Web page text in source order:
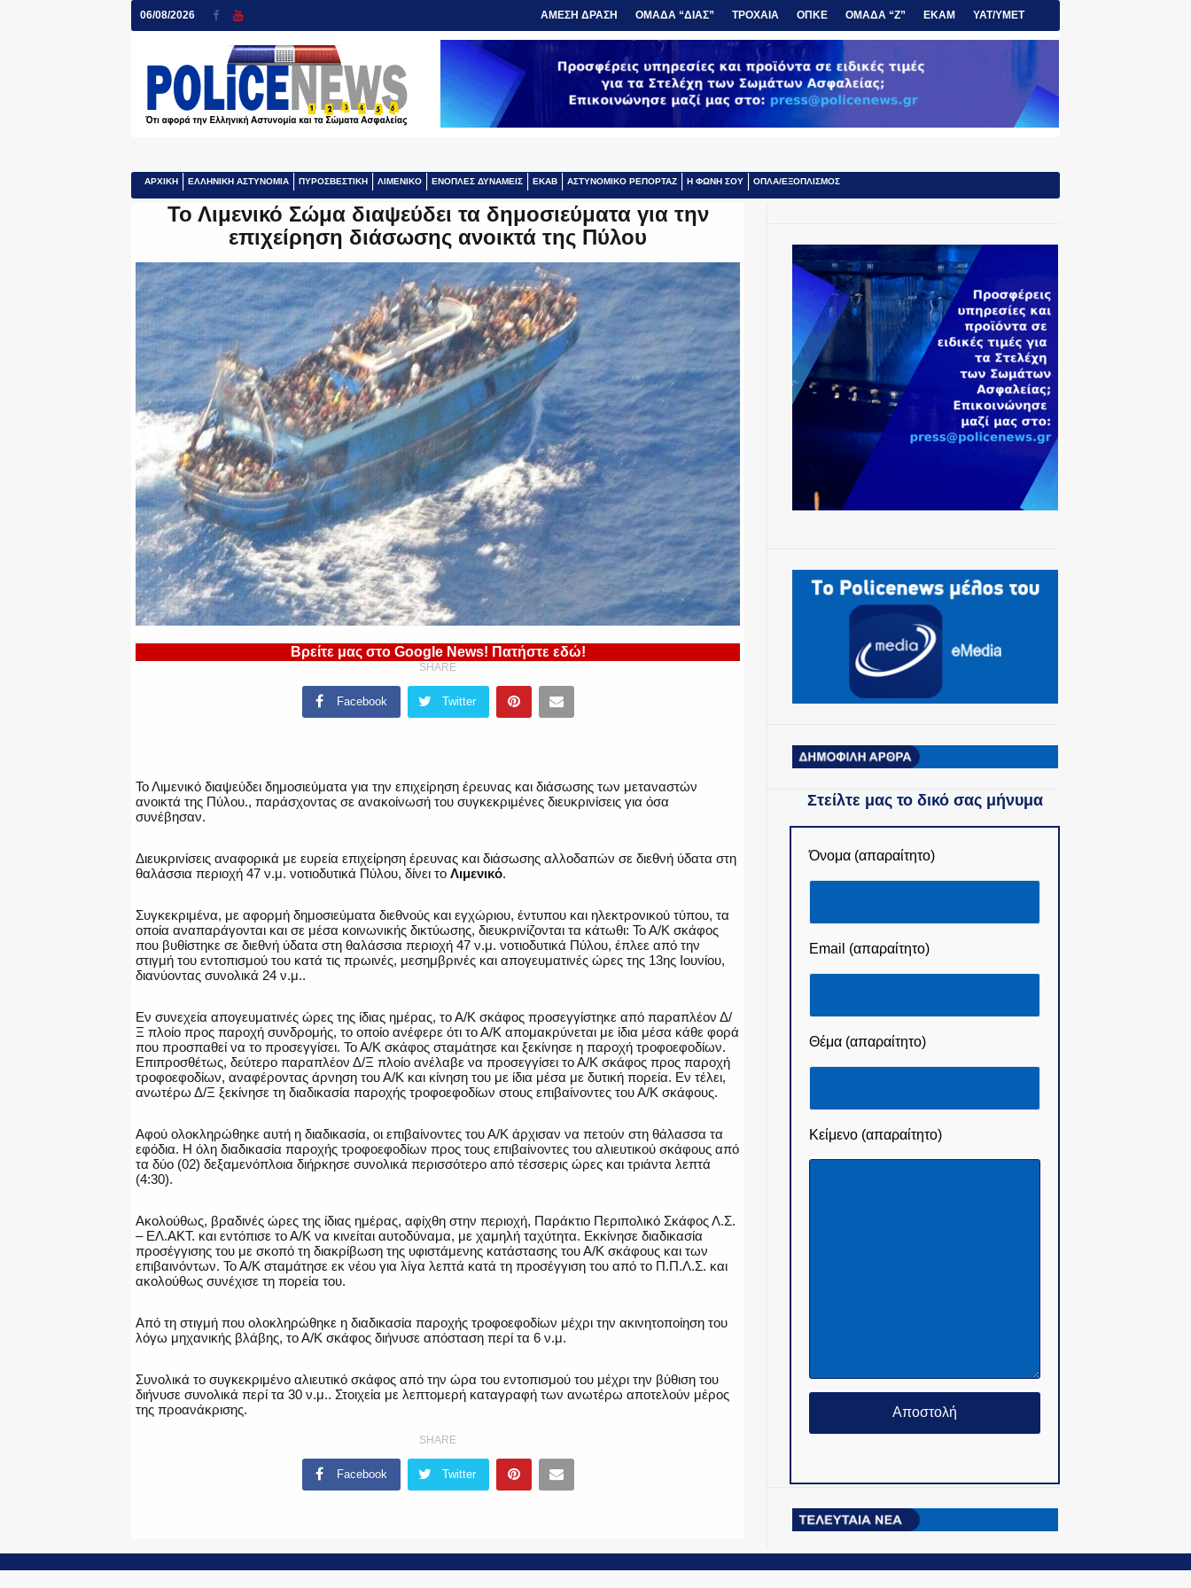
06/08/2026 ΑΜΕΣΗ ΔΡΑΣΗ ΟΜΑΔΑ “ΔΙΑΣ” ΤΡΟΧΑΙΑ ΟΠΚΕ ΟΜΑΔΑ “Ζ” ΕΚΑΜ ΥΑΤ/ΥΜΕΤ
ΑΡΧΙΚΗ ΕΛΛΗΝΙΚΗ ΑΣΤΥΝΟΜΙΑ ΠΥΡΟΣΒΕΣΤΙΚΗ ΛΙΜΕΝΙΚΟ ΕΝΟΠΛΕΣ ΔΥΝΑΜΕΙΣ ΕΚΑΒ ΑΣΤΥΝΟΜΙΚΟ ΡΕΠΟΡΤΑΖ Η ΦΩΝΗ ΣΟΥ ΟΠΛΑ/ΕΞΟΠΛΙΣΜΟΣ
Το Λιμενικό Σώμα διαψεύδει τα δημοσιεύματα για την
επιχείρηση διάσωσης ανοικτά της Πύλου
Βρείτε μας στο Google News! Πατήστε εδώ!
SHARE
Facebook Twitter
Το Λιμενικό διαψεύδει δημοσιεύματα για την επιχείρηση έρευνας και διάσωσης των μεταναστών
ανοικτά της Πύλου., παράσχοντας σε ανακοίνωσή του συγκεκριμένες διευκρινίσεις για όσα
συνέβησαν.
Διευκρινίσεις αναφορικά με ευρεία επιχείρηση έρευνας και διάσωσης αλλοδαπών σε διεθνή ύδατα στη
θαλάσσια περιοχή 47 ν.μ. νοτιοδυτικά Πύλου, δίνει το Λιμενικό.
Συγκεκριμένα, με αφορμή δημοσιεύματα διεθνούς και εγχώριου, έντυπου και ηλεκτρονικού τύπου, τα
οποία αναπαράγονται και σε μέσα κοινωνικής δικτύωσης, διευκρινίζονται τα κάτωθι: Το Α/Κ σκάφος
που βυθίστηκε σε διεθνή ύδατα στη θαλάσσια περιοχή 47 ν.μ. νοτιοδυτικά Πύλου, έπλεε από την
στιγμή του εντοπισμού του κατά τις πρωινές, μεσημβρινές και απογευματινές ώρες της 13ης Ιουνίου,
διανύοντας συνολικά 24 ν.μ..
Εν συνεχεία απογευματινές ώρες της ίδιας ημέρας, το Α/Κ σκάφος προσεγγίστηκε από παραπλέον Δ/
Ξ πλοίο προς παροχή συνδρομής, το οποίο ανέφερε ότι το Α/Κ απομακρύνεται με ίδια μέσα κάθε φορά
που προσπαθεί να το προσεγγίσει. Το Α/Κ σκάφος σταμάτησε και ξεκίνησε η παροχή τροφοεφοδίων.
Επιπροσθέτως, δεύτερο παραπλέον Δ/Ξ πλοίο ανέλαβε να προσεγγίσει το Α/Κ σκάφος προς παροχή
τροφοεφοδίων, αναφέροντας άρνηση του Α/Κ και κίνηση του με ίδια μέσα με δυτική πορεία. Εν τέλει,
ανωτέρω Δ/Ξ ξεκίνησε τη διαδικασία παροχής τροφοεφοδίων στους επιβαίνοντες του Α/Κ σκάφους.
Αφού ολοκληρώθηκε αυτή η διαδικασία, οι επιβαίνοντες του Α/Κ άρχισαν να πετούν στη θάλασσα τα
εφόδια. Η όλη διαδικασία παροχής τροφοεφοδίων προς τους επιβαίνοντες του αλιευτικού σκάφους από
τα δύο (02) δεξαμενόπλοια διήρκησε συνολικά περισσότερο από τέσσερις ώρες και τριάντα λεπτά
(4:30).
Ακολούθως, βραδινές ώρες της ίδιας ημέρας, αφίχθη στην περιοχή, Παράκτιο Περιπολικό Σκάφος Λ.Σ.
– ΕΛ.ΑΚΤ. και εντόπισε το Α/Κ να κινείται αυτοδύναμα, με χαμηλή ταχύτητα. Εκκίνησε διαδικασία
προσέγγισης του με σκοπό τη διακρίβωση της υφιστάμενης κατάστασης του Α/Κ σκάφους και των
επιβαινόντων. Το Α/Κ σταμάτησε εκ νέου για λίγα λεπτά κατά τη προσέγγιση του από το Π.Π.Λ.Σ. και
ακολούθως συνέχισε τη πορεία του.
Από τη στιγμή που ολοκληρώθηκε η διαδικασία παροχής τροφοεφοδίων μέχρι την ακινητοποίηση του
λόγω μηχανικής βλάβης, το Α/Κ σκάφος διήνυσε απόσταση περί τα 6 ν.μ.
Συνολικά το συγκεκριμένο αλιευτικό σκάφος από την ώρα του εντοπισμού του μέχρι την βύθιση του
διήνυσε συνολικά περί τα 30 ν.μ.. Στοιχεία με λεπτομερή καταγραφή των ανωτέρω αποτελούν μέρος
της προανάκρισης.
SHARE
Facebook Twitter
Στείλτε μας το δικό σας μήνυμα
Όνομα (απαραίτητο)
Email (απαραίτητο)
Θέμα (απαραίτητο)
Κείμενο (απαραίτητο)
© Copyright 2015-2024 - PoliceNews.gr byG POiNT ADV-ΤΑΥΤΟΤΗΤΑ